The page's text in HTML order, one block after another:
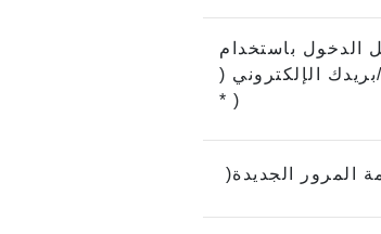
الدخول باستخدام
الإلكتروني (
* )
المرور الجديدة(